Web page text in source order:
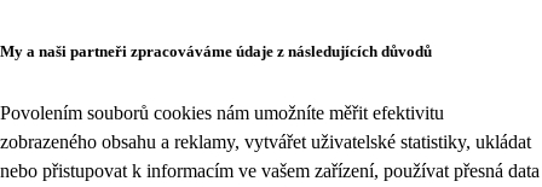
My a naši partneři zpracováváme údaje z následujících důvodů
Povolením souborů cookies nám umožníte měřit efektivitu
zobrazeného obsahu a reklamy, vytvářet uživatelské statistiky, ukládat
nebo přistupovat k informacím ve vašem zařízení, používat přesná data